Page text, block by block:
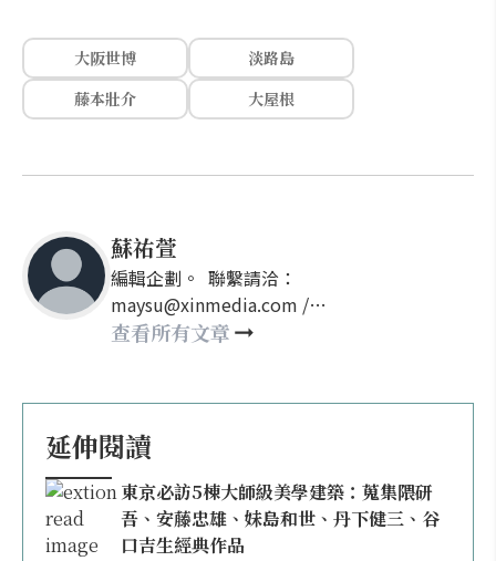
大阪世博
淡路島
藤本壯介
大屋根
蘇祐萱
編輯企劃。 聯繫請洽：
maysu@xinmedia.com /
may860527@gmail.com
查看所有文章
延伸閱讀
東京必訪5棟大師級美學建築：蒐集隈研
吾、安藤忠雄、妹島和世、丹下健三、谷
口吉生經典作品